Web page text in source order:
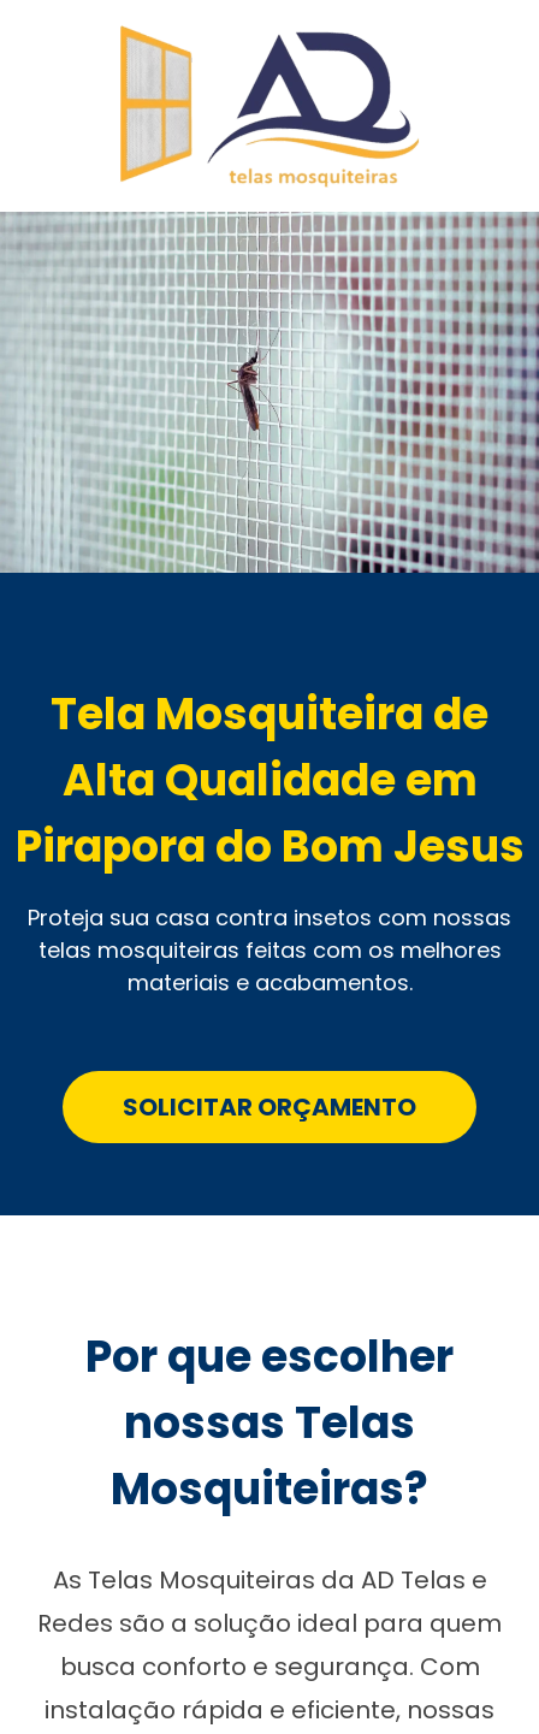
Tela Mosquiteira de
Alta Qualidade em
Pirapora do Bom Jesus
Proteja sua casa contra insetos com nossas
telas mosquiteiras feitas com os melhores
materiais e acabamentos.
SOLICITAR ORÇAMENTO
Por que escolher
nossas Telas
Mosquiteiras?
As Telas Mosquiteiras da AD Telas e
Redes são a solução ideal para quem
busca conforto e segurança. Com
instalação rápida e eficiente, nossas